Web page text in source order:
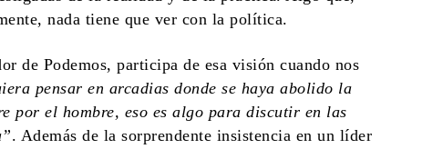
nada tiene que ver con la política.
de Podemos, participa de esa visión cuando nos
pensar en arcadias donde se haya abolido la
por el hombre, eso es algo para discutir en las
. Además de la sorprendente insistencia en un líder